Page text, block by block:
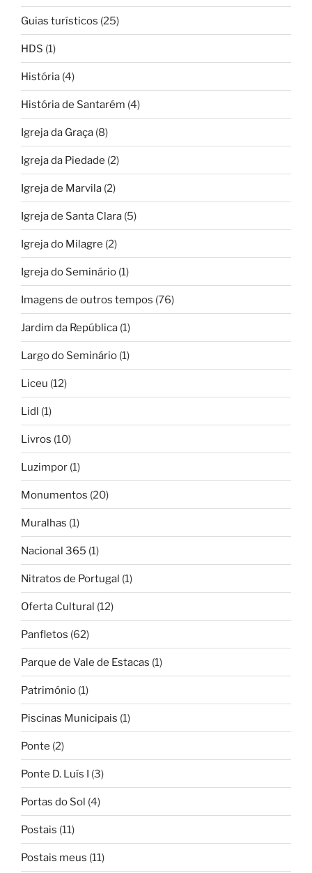
Guias turísticos (25)
HDS (1)
História (4)
História de Santarém (4)
Igreja da Graça (8)
Igreja da Piedade (2)
Igreja de Marvila (2)
Igreja de Santa Clara (5)
Igreja do Milagre (2)
Igreja do Seminário (1)
Imagens de outros tempos (76)
Jardim da República (1)
Largo do Seminário (1)
Liceu (12)
Lidl (1)
Livros (10)
Luzimpor (1)
Monumentos (20)
Muralhas (1)
Nacional 365 (1)
Nitratos de Portugal (1)
Oferta Cultural (12)
Panfletos (62)
Parque de Vale de Estacas (1)
Património (1)
Piscinas Municipais (1)
Ponte (2)
Ponte D. Luís I (3)
Portas do Sol (4)
Postais (11)
Postais meus (11)